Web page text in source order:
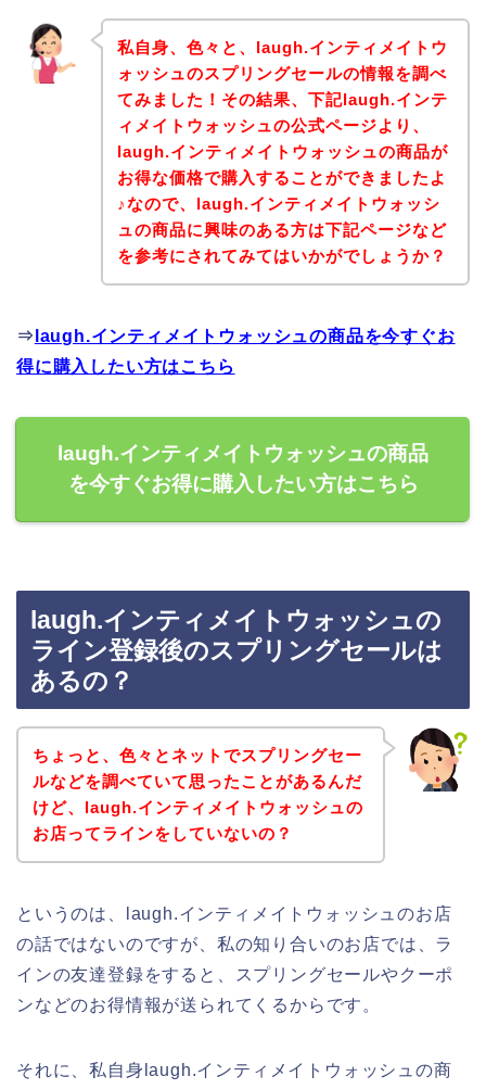
私自身、色々と、laugh.インティメイトウ
ォッシュのスプリングセールの情報を調べ
てみました！その結果、下記laugh.インテ
ィメイトウォッシュの公式ページより、
laugh.インティメイトウォッシュの商品が
お得な価格で購入することができましたよ
♪なので、laugh.インティメイトウォッシ
ュの商品に興味のある方は下記ページなど
を参考にされてみてはいかがでしょうか？
⇒ laugh.インティメイトウォッシュの商品を今すぐお
得に購入したい方はこちら
laugh.インティメイトウォッシュの商品
を今すぐお得に購入したい方はこちら
laugh.インティメイトウォッシュの
ライン登録後のスプリングセールは
あるの？
ちょっと、色々とネットでスプリングセー
ルなどを調べていて思ったことがあるんだ
けど、laugh.インティメイトウォッシュの
お店ってラインをしていないの？
というのは、laugh.インティメイトウォッシュのお店
の話ではないのですが、私の知り合いのお店では、ラ
インの友達登録をすると、スプリングセールやクーポ
ンなどのお得情報が送られてくるからです。
それに、私自身laugh.インティメイトウォッシュの商